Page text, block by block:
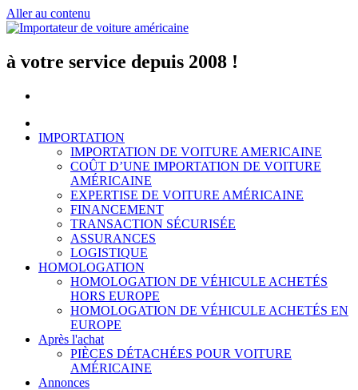
Aller au contenu
à votre service depuis 2008 !
IMPORTATION
IMPORTATION DE VOITURE AMERICAINE
COÛT D’UNE IMPORTATION DE VOITURE
AMÉRICAINE
EXPERTISE DE VOITURE AMÉRICAINE
FINANCEMENT
TRANSACTION SÉCURISÉE
ASSURANCES
LOGISTIQUE
HOMOLOGATION
HOMOLOGATION DE VÉHICULE ACHETÉS
HORS EUROPE
HOMOLOGATION DE VÉHICULE ACHETÉS EN
EUROPE
Après l'achat
PIÈCES DÉTACHÉES POUR VOITURE
AMÉRICAINE
Annonces